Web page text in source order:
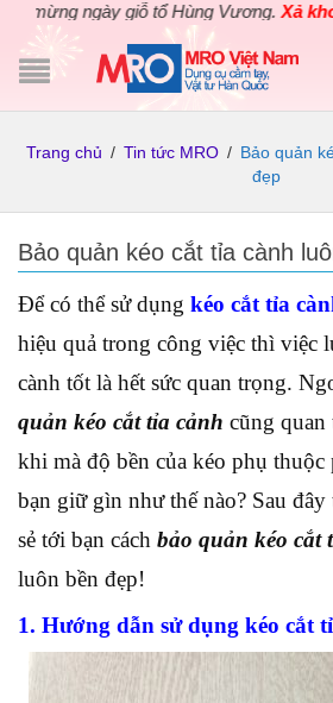
ngày giỗ tổ Hùng Vương.Xả kho giá
Trang chủ / Tin tức MRO / Bảo quản
đẹp
Bảo quản kéo cắt tỉa cành
Để có thể sử dụng kéo cắt tỉa
hiệu quả trong công việc thì việc
cành tốt là hết sức quan trọng.
quản kéo cắt tỉa cảnh cũng
khi mà độ bền của kéo phụ thuộc
bạn giữ gìn như thế nào? Sau
sẻ tới bạn cách bảo quản kéo cắt
luôn bền đẹp!
1. Hướng dẫn sử dụng kéo cắt